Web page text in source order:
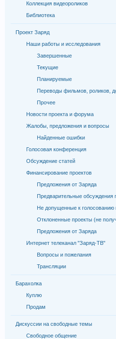
Коллекция видеороликов
Библиотека
Проект Заряд
Наши работы и исследования
Завершенные
Текущие
Планируемые
Переводы фильмов, роликов,
Прочее
Новости проекта и форума
Жалобы, предложения и вопросы
Найденные ошибки
Голосовая конференция
Обсуждение статей
Финансирование проектов
Предложения от Заряда
Предварительные обсуждения
Не допущенные к голосованию
Отклоненные проекты (не
Предложения от Заряда
Интернет телеканал "Заряд-ТВ"
Вопросы и пожелания
Трансляции
Барахолка
Куплю
Продам
Дискуссии на свободные темы
Свободное общение